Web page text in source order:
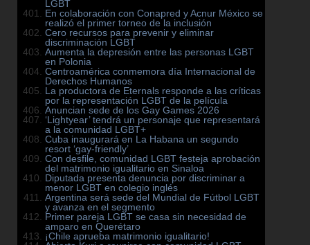
LGBT
En colaboración con Conapred y Acnur México se
realizó el primer torneo de la inclusión
Cero recursos para prevenir y eliminar
discriminación LGBT
Aumenta la depresión entre las personas LGBT
en Polonia
Centroamérica conmemora día Internacional de
Derechos Humanos
La productora de Eternals responde a las críticas
por la representación LGBT de la película
Anuncian sede de los Gay Games 2026
‘Lightyear’ tendrá un personaje que representará
a la comunidad LGBT+
Cuba inaugurará en La Habana un segundo
resort ‘gay-friendly’
Con desfile, comunidad LGBT festeja aprobación
del matrimonio igualitario en Sinaloa
Diputada presenta denuncia por discriminar a
menor LGBT en colegio inglés
Argentina será sede del Mundial de Fútbol LGBT
y avanza en el segmento
Primer pareja LGBT se casa sin necesidad de
amparo en Querétaro
¡Chile aprueba matrimonio igualitario!